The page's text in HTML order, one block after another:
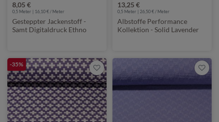
8,05 €
0,5 Meter | 16,10 € / Meter
Gesteppter Jackenstoff -
Samt Digitaldruck Ethno
13,25 €
0,5 Meter | 26,50 € / Meter
Albstoffe Performance
Kollektion - Solid Lavender
-35%